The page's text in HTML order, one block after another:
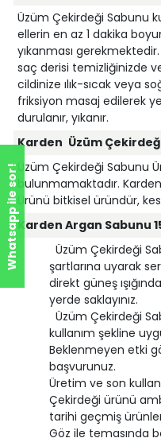
Üzüm Çekirdeği Sabunu
ellerin en az 1 dakika
yıkanması
saç derisi temizliğinizde
cildinize ılık-sıcak veya
friksiyon masaj edilerek
durulanır, yıkanır.
Karden Üzüm
Üzüm Çekirdeği Sabunu
bulunmamaktadır.
Ürünü bitkisel üründür,
Karden Argan Sabunu
Üzüm Çekirdeği
şartlarına uyarak
direkt güneş
yerde saklayınız.
Üzüm Çekirdeği
kullanım şekline
Beklenmeyen etki
başvurunuz.
Üretim ve son
Çekirdeği ürünü
tarihi geçmiş
Göz ile temasında
Whatsapp ile sor!